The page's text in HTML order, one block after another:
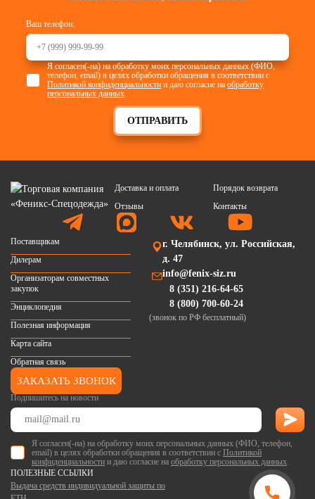
Ваш телефон:
ОТПРАВИТЬ
Я согласен(-на) на обработку моих персональных данных (ФИО,
телефон, email) в целях обработки обращения в соответствии с
Политикой конфиденциальности и даю согласие наобработку
персональных данных.
Доставка и оплата
Порядок возврата
Отзывы
Контакты
Подпишитесь на новости
Я согласен(-на) на обработку моих персональных данных (ФИО, телефон,
email) в целях обработки обращения в соответствии с Политикой
конфиденциальности и даю согласие на обработку персональных данных.
Поставщикам
Дилерам
Организаторам совместных
закупок
Энциклопедия
Полезная информация
Карта сайта
Обратная связь
г. Челябинск, ул. Российская,
д. 47
info@fenix-siz.ru
8 (351) 216-64-65
8 (800) 700-60-24
(звонок по РФ бесплатный)
ЗАКАЗАТЬ ЗВОНОК
ПОЛЕЗНЫЕ ССЫЛКИ
Выдача средств индивидуальной защиты по